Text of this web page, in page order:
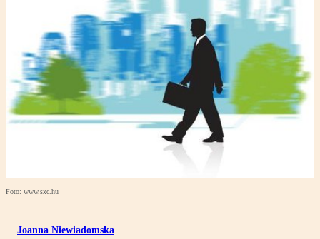
Foto: www.sxc.hu
Joanna Niewiadomska